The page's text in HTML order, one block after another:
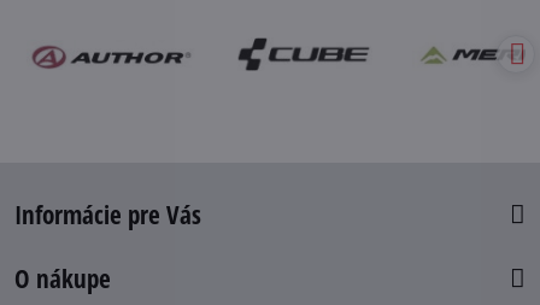
Informácie pre Vás
O nákupe